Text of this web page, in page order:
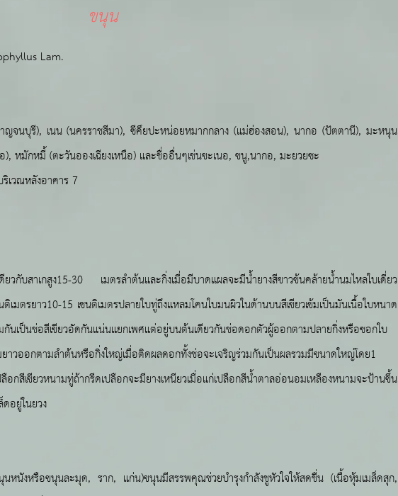
ขนุน
Lam.
จนบุรี), เนน (นครราชสีมา), ซีคึยปะหน่อยหมากกลาง (แม่ฮ่องสอน), นากอ (ปัตตานี), มะหนุน
), หมักหมี้ (ตะวันอองเฉียงเหนือ) และชื่ออื่นๆเช่นขะเนอ, ขนู,นากอ, มะยวยซะ
เวณหลังอาคาร 7
วกับสาเกสูง15-30 เมตรลำต้นและกิ่งเมื่อมีบาดแผลจะมีน้ำยางสีขาวข้นคล้ายน้ำนมไหลใบเดี่ยว
เมตรยาว10-15 เซนติเมตรปลายใบทู่ถึงแหลมโคนใบมนผิวในด้านบนสีเขียวเข้มเป็นมันเนื้อใบหนาด
นเป็นช่อสีเขียวอัดกันแน่นแยกเพศแต่อยู่บนต้นเดียวกันช่อดอกตัวผู้ออกตามปลายกิ่งหรือซอกใบ
าวออกตามลำต้นหรือกิ่งใหญ่เมื่อติดผลดอกทั้งช่อจะเจริญร่วมกันเป็นผลรวมมีขนาดใหญ่โดย1
เขียวหนามทู่ถ้ากรีดเปลือกจะมียางเหนียวเมื่อแก่เปลือกสีน้ำตาลอ่อนอมเหลืองหนามจะป้านขึ้น
อยู่ในยวง
นหนังหรือขนุนละมุด, ราก, แก่น)ขนุนมีสรรพคุณช่วยบำรุงกำลังชูหัวใจให้สดชื่น (เนื้อหุ้มเมล็ดสุก,